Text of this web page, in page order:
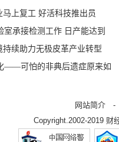
马上复工 好活科技推出员
室承接检测工作 日产能达到
持续助力无极皮革产业转型
——可怕的非典后遗症原来如
其对老人危险大，食疗小妙招
网站简介 -
Copyright.2002-2019 财